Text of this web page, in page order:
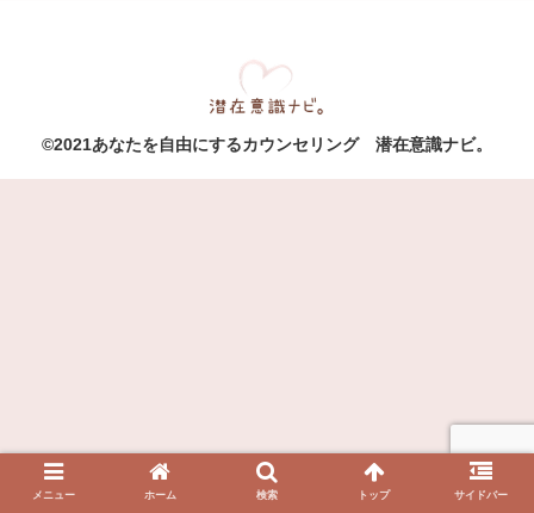
©2021あなたを自由にするカウンセリング 潜在意識ナビ。
メニュー ホーム 検索 トップ サイドバー